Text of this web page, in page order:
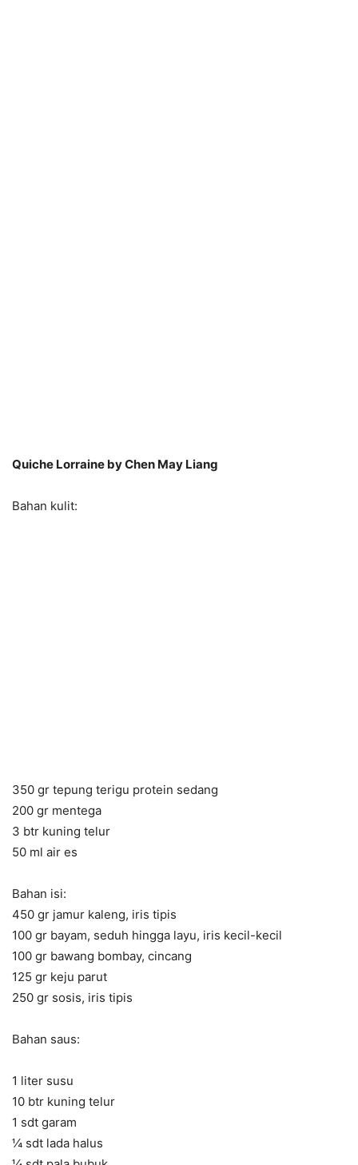
Quiche Lorraine by Chen May Liang
Bahan kulit:
350 gr tepung terigu protein sedang
200 gr mentega
3 btr kuning telur
50 ml air es
Bahan isi:
450 gr jamur kaleng, iris tipis
100 gr bayam, seduh hingga layu, iris kecil-kecil
100 gr bawang bombay, cincang
125 gr keju parut
250 gr sosis, iris tipis
Bahan saus:
1 liter susu
10 btr kuning telur
1 sdt garam
¼ sdt lada halus